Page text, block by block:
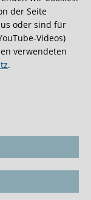
der Seite
oder sind für
Videos)
verwendeten
.